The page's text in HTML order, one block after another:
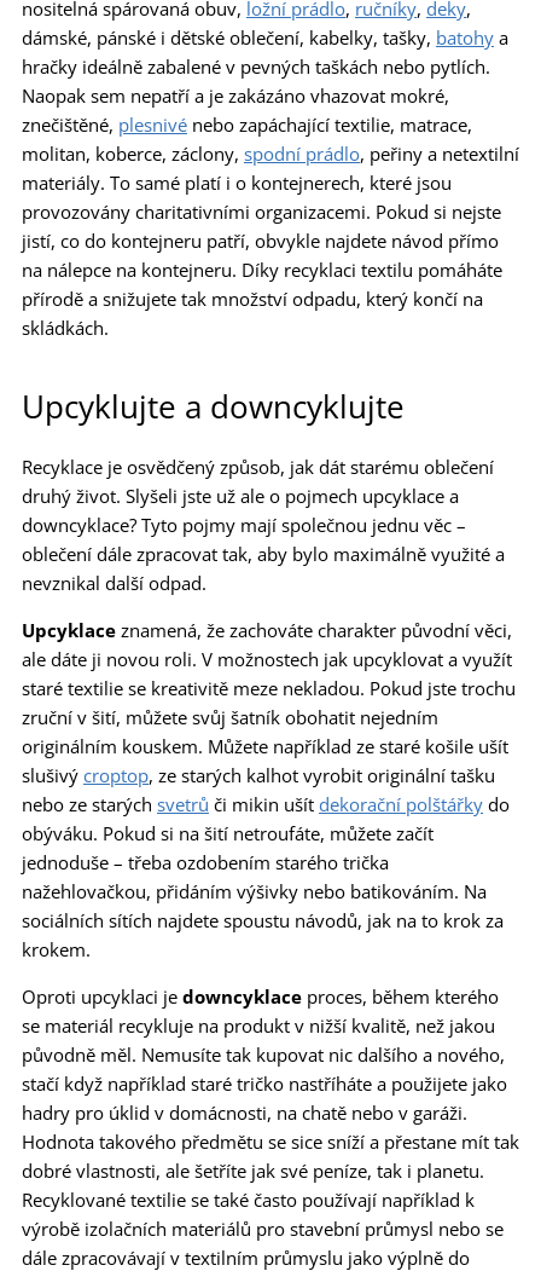
nositelná spárovaná obuv, ložní prádlo, ručníky, deky,
dámské, pánské i dětské oblečení, kabelky, tašky, batohy a
hračky ideálně zabalené v pevných taškách nebo pytlích.
Naopak sem nepatří a je zakázáno vhazovat mokré,
znečištěné, plesnivé nebo zapáchající textilie, matrace,
molitan, koberce, záclony, spodní prádlo, peřiny a netextilní
materiály. To samé platí i o kontejnerech, které jsou
provozovány charitativními organizacemi. Pokud si nejste
jistí, co do kontejneru patří, obvykle najdete návod přímo
na nálepce na kontejneru. Díky recyklaci textilu pomáháte
přírodě a snižujete tak množství odpadu, který končí na
skládkách.
Upcyklujte a downcyklujte
Recyklace je osvědčený způsob, jak dát starému oblečení
druhý život. Slyšeli jste už ale o pojmech upcyklace a
downcyklace? Tyto pojmy mají společnou jednu věc –
oblečení dále zpracovat tak, aby bylo maximálně využité a
nevznikal další odpad.
Upcyklace znamená, že zachováte charakter původní věci,
ale dáte ji novou roli. V možnostech jak upcyklovat a využít
staré textilie se kreativitě meze nekladou. Pokud jste trochu
zruční v šití, můžete svůj šatník obohatit nejedním
originálním kouskem. Můžete například ze staré košile ušít
slušivý croptop, ze starých kalhot vyrobit originální tašku
nebo ze starých svetrů či mikin ušít dekorační polštářky do
obýváku. Pokud si na šití netroufáte, můžete začít
jednoduše – třeba ozdobením starého trička
nažehlovačkou, přidáním výšivky nebo batikováním. Na
sociálních sítích najdete spoustu návodů, jak na to krok za
krokem.
Oproti upcyklaci je downcyklace proces, během kterého
se materiál recykluje na produkt v nižší kvalitě, než jakou
původně měl. Nemusíte tak kupovat nic dalšího a nového,
stačí když například staré tričko nastříháte a použijete jako
hadry pro úklid v domácnosti, na chatě nebo v garáži.
Hodnota takového předmětu se sice sníží a přestane mít tak
dobré vlastnosti, ale šetříte jak své peníze, tak i planetu.
Recyklované textilie se také často používají například k
výrobě izolačních materiálů pro stavební průmysl nebo se
dále zpracovávají v textilním průmyslu jako výplně do